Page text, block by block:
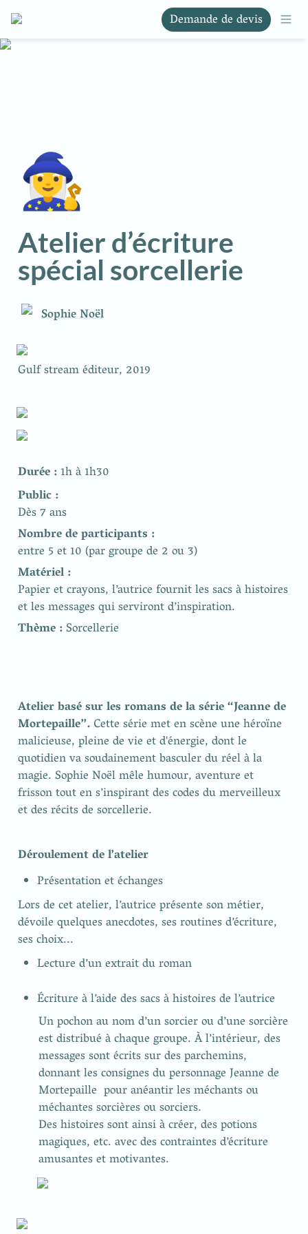
Demande de devis
🧙‍♀️
Atelier d’écriture
spécial sorcellerie
Sophie Noël
Gulf stream éditeur, 2019
Durée : 1h à 1h30
Dès 7 ans
entre 5 et 10 (par groupe de 2 ou 3)
Papier et crayons, l’autrice fournit les sacs à histoires
et les messages qui serviront d’inspiration.
Thème : Sorcellerie
Atelier basé sur les romans de la série “Jeanne de
Mortepaille”. Cette série met en scène une héroïne
malicieuse, pleine de vie et d'énergie, dont le
quotidien va soudainement basculer du réel à la
magie. Sophie Noël mêle humour, aventure et
frisson tout en s’inspirant des codes du merveilleux
et des récits de sorcellerie.
Déroulement de l’atelier
Présentation et échanges
Lors de cet atelier, l’autrice présente son métier,
dévoile quelques anecdotes, ses routines d’écriture,
ses choix...
Lecture d’un extrait du roman
Écriture à l’aide des sacs à histoires de l’autrice
Un pochon au nom d’un sorcier ou d’une sorcière
est distribué à chaque groupe. À l’intérieur, des
messages sont écrits sur des parchemins,
donnant les consignes du personnage Jeanne de
Mortepaille  pour anéantir les méchants ou
méchantes sorcières ou sorciers.
Des histoires sont ainsi à créer, des potions
magiques, etc. avec des contraintes d’écriture
amusantes et motivantes.